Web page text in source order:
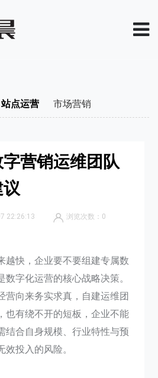
站点运营 市场营销
营销运维团队
22:26:13 浏览次数： 0
越快，企业要不要组建专属数
数字化运营的核心战略决策。
营向来务实求真，自建运维团
也有绕不开的短板，企业不能
结合自身规模、行业特性与预
投入的风险。